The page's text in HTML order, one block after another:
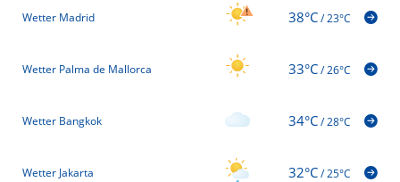
Wetter Madrid 38°C/23°C
Wetter Palma de Mallorca 33°C/26°C
Wetter Bangkok 34°C/28°C
Wetter Jakarta 32°C/25°C